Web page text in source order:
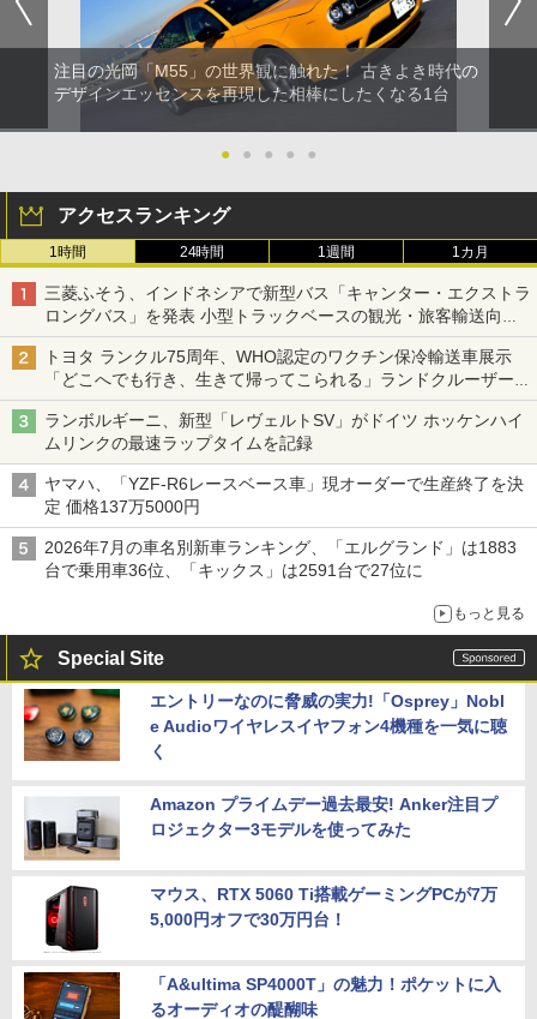
注目の光岡「M55」の世界観に触れた！ 古きよき時代の
デザインエッセンスを再現した相棒にしたくなる1台
● ● ● ● ●
アクセスランキング
1時間 24時間 1週間 1カ月
三菱ふそう、インドネシアで新型バス「キャンター・エクストラ
ロングバス」を発表 小型トラックベースの観光・旅客輸送向け
バス
トヨタ ランクル75周年、WHO認定のワクチン保冷輸送車展示
「どこへでも行き、生きて帰ってこられる」ランドクルーザーで
命をつなぐ
ランボルギーニ、新型「レヴェルトSV」がドイツ ホッケンハイ
ムリンクの最速ラップタイムを記録
ヤマハ、「YZF-R6レースベース車」現オーダーで生産終了を決
定 価格137万5000円
2026年7月の車名別新車ランキング、「エルグランド」は1883
台で乗用車36位、「キックス」は2591台で27位に
もっと見る
Special Site
エントリーなのに脅威の実力!「Osprey」Nobl
e Audioワイヤレスイヤフォン4機種を一気に聴
く
Amazon プライムデー過去最安! Anker注目プ
ロジェクター3モデルを使ってみた
マウス、RTX 5060 Ti搭載ゲーミングPCが7万
5,000円オフで30万円台！
「A&ultima SP4000T」の魅力！ポケットに入
るオーディオの醍醐味